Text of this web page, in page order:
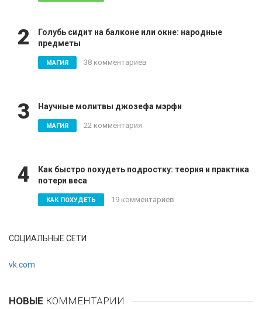
2
Голубь сидит на балконе или окне: народные
предметы
МАГИЯ 38 комментариев
3 Научные молитвы джозефа мэрфи
МАГИЯ 22 комментария
4
Как быстро похудеть подростку: теория и практика
потери веса
КАК ПОХУДЕТЬ 19 комментариев
СОЦИАЛЬНЫЕ СЕТИ
vk.com
НОВЫЕ КОММЕНТАРИИ